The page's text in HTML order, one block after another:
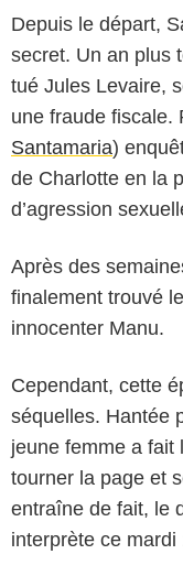
Depuis le départ,
secret. Un an plus
tué Jules Levaire,
une fraude fiscale.
Santamaria)
de Charlotte en la
d’agression
Après des
finalement trouvé
innocenter Manu.
Cependant, cette
séquelles. Hantée
jeune femme a fait
tourner la page et
entraîne de fait, le
interprète ce mardi